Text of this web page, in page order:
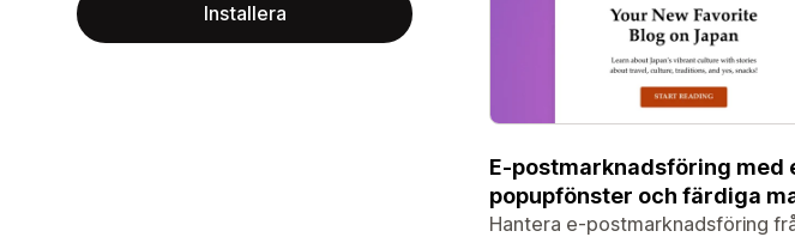
Installera
E-postmarknadsföring med
popupfönster och färdiga
Hantera e-postmarknadsföring